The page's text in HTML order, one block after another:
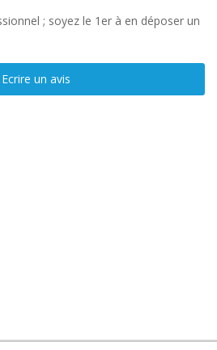
; soyez le 1er à en déposer un
Ecrire un avis